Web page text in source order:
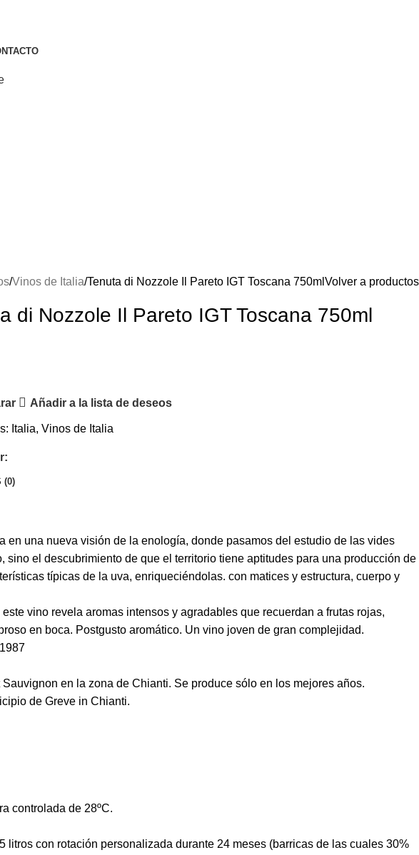
Vinos de Italia Tenuta di Nozzole Il Pareto IGT Toscana 750ml Volver a productos
di Nozzole Il Pareto IGT Toscana 750ml
Añadir a la lista de deseos
Italia, Vinos de Italia
(0)
en una nueva visión de la enología, donde pasamos del estudio de las vides
el descubrimiento de que el territorio tiene aptitudes para una producción de
típicas de la uva, enriqueciéndolas. con matices y estructura, cuerpo y
vino revela aromas intensos y agradables que recuerdan a frutas rojas,
en boca. Postgusto aromático. Un vino joven de gran complejidad.
en la zona de Chianti. Se produce sólo en los mejores años.
de Greve in Chianti.
controlada de 28ºC.
con rotación personalizada durante 24 meses (barricas de las cuales 30%